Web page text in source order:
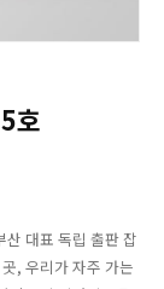
호
대표 독립 출판 잡
, 우리가 자주 가는